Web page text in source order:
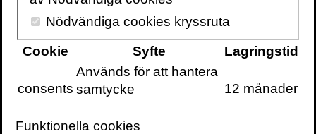
Dave Goulson,
författare till
Tyst jord –
insekternas
framtid är
Dave Goulson,
författare till
Tyst jord –
insekternas
framtid är
Dave Goulson,
författare till
Tyst jord –
insekternas
framtid är
Nödvändiga cookies kryssruta
Cookie
Syfte Lagringstid
consents
Används för att hantera
samtycke
12 månader
Funktionella cookies